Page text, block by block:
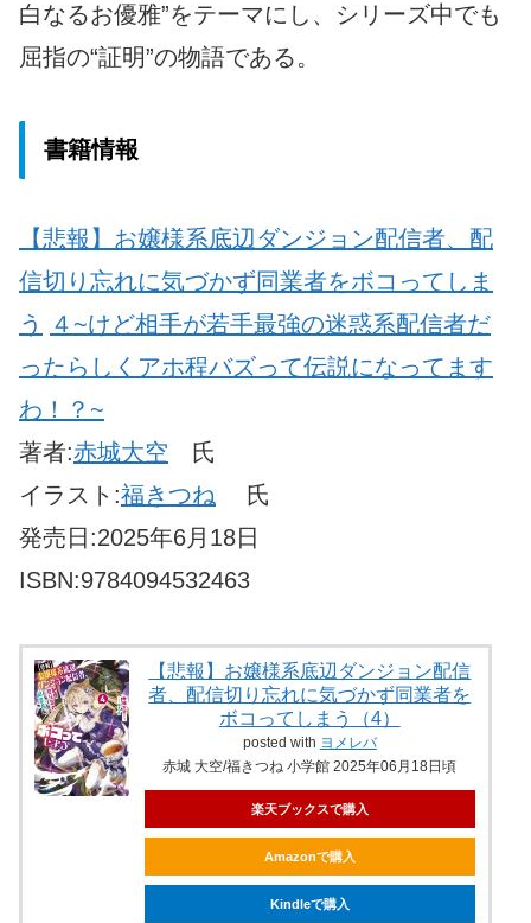
白なるお優雅”をテーマにし、シリーズ中でも
屈指の“証明”の物語である。
書籍情報
【悲報】お嬢様系底辺ダンジョン配信者、配
信切り忘れに気づかず同業者をボコってしま
う
４~けど相手が若手最強の迷惑系配信者だ
ったらしくアホ程バズって伝説になってます
わ！？~
著者:赤城大空 氏
イラスト:福きつね 氏
発売日:2025年6月18日
ISBN:9784094532463
【悲報】お嬢様系底辺ダンジョン配信
者、配信切り忘れに気づかず同業者を
ボコってしまう（4）
posted with ヨメレバ
赤城 大空/福きつね 小学館 2025年06月18日頃
楽天ブックスで購入
Amazonで購入
Kindleで購入